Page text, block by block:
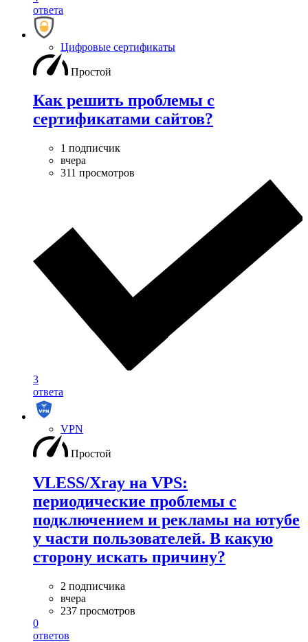
ответа
Цифровые сертификаты
Простой
Как решить проблемы с
сертификатами сайтов?
1 подписчик
вчера
311 просмотров
3
ответа
VPN
Простой
VLESS/Xray на VPS:
периодические проблемы с
подключением и рекламы на ютубе
у части пользователей. В какую
сторону искать причину?
2 подписчика
вчера
237 просмотров
0
ответов